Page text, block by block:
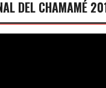
DEL CHAMAMÉ